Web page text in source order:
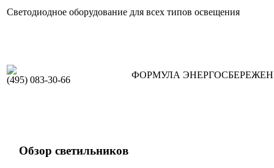
Светодиодное оборудование для всех типов освещения
(495) 083-30-66 ФОРМУЛА
Обзор светильников